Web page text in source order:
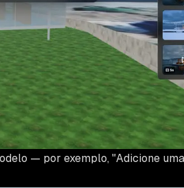
— por exemplo, "Adicione uma